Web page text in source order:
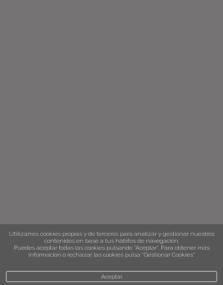
Utilizamos cookies propias y de terceros para analizar y gestionar nuestros
contenidos en base a tus hábitos de navegación.
Puedes aceptar todas las cookies pulsando “Aceptar”. Para obtener más
información o rechazar las cookies pulsa “Gestionar Cookies“
Aceptar